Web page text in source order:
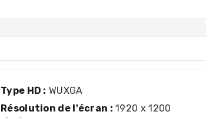
Type HD : WUXGA
Résolution de l'écran : 1920 x 1200